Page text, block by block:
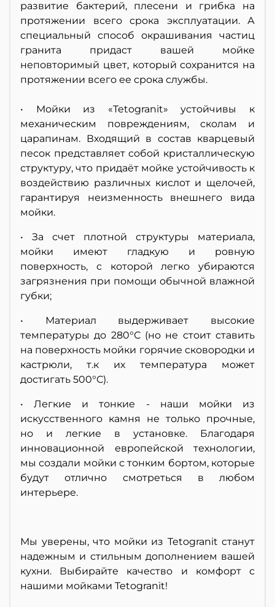
развитие бактерий, плесени и грибка на
протяжении всего срока эксплуатации. А
специальный способ окрашивания частиц
гранита придаст вашей мойке
неповторимый цвет, который сохранится на
протяжении всего ее срока службы.
• Мойки из «Tetogranit» устойчивы к
механическим повреждениям, сколам и
царапинам. Входящий в состав кварцевый
песок представляет собой кристаллическую
структуру, что придаёт мойке устойчивость к
воздействию различных кислот и щелочей,
гарантируя неизменность внешнего вида
мойки.
• За счет плотной структуры материала,
мойки имеют гладкую и ровную
поверхность, с которой легко убираются
загрязнения при помощи обычной влажной
губки;
• Материал выдерживает высокие
температуры до 280°С (но не стоит ставить
на поверхность мойки горячие сковородки и
кастрюли, т.к их температура может
достигать 500°С).
• Легкие и тонкие - наши мойки из
искусственного камня не только прочные,
но и легкие в установке. Благодаря
инновационной европейской технологии,
мы создали мойки с тонким бортом, которые
будут отлично смотреться в любом
интерьере.
Мы уверены, что мойки из Tetogranit станут
надежным и стильным дополнением вашей
кухни. Выбирайте качество и комфорт с
нашими мойками Tetogranit!